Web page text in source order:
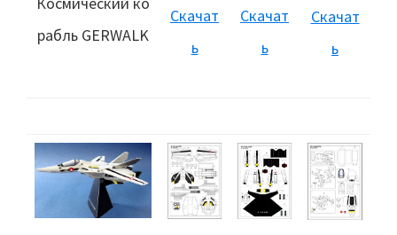
рабль GERWALK
Скачат
ь
Скачат
ь
Скачат
ь